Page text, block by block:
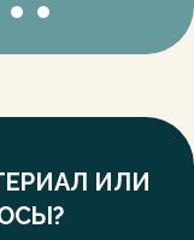
ИЛИ